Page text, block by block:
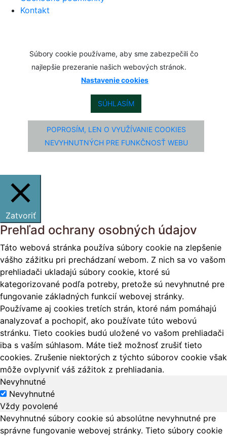
Kontakt
Súbory cookie používame, aby sme zabezpečili čo
najlepšie prezeranie našich webových stránok.
Nastavenie cookies
SÚHLASÍM
POPROSÍM, LEN O VYUŽÍVANIE COOKIES
NEVYHNUTNÝCH PRE FUNKČNOSŤ WEBU
Zatvoriť
Prehľad ochrany osobných údajov
Táto webová stránka používa súbory cookie na zlepšenie
vášho zážitku pri prechádzaní webom. Z nich sa vo vašom
prehliadači ukladajú súbory cookie, ktoré sú
kategorizované podľa potreby, pretože sú nevyhnutné pre
fungovanie základných funkcií webovej stránky.
Používame aj cookies tretích strán, ktoré nám pomáhajú
analyzovať a pochopiť, ako používate túto webovú
stránku. Tieto cookies budú uložené vo vašom prehliadači
iba s vaším súhlasom. Máte tiež možnosť zrušiť tieto
cookies. Zrušenie niektorých z týchto súborov cookie však
môže ovplyvniť váš zážitok z prehliadania.
Nevyhnutné
Nevyhnutné
Vždy povolené
Nevyhnutné súbory cookie sú absolútne nevyhnutné pre
správne fungovanie webovej stránky. Tieto súbory cookie